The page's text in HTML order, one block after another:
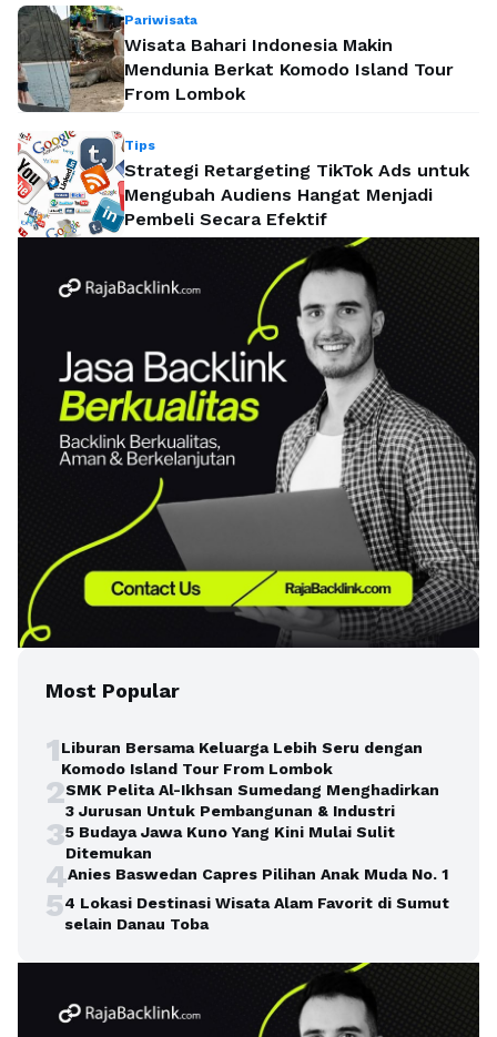
Pariwisata
Wisata Bahari Indonesia Makin
Mendunia Berkat Komodo Island Tour
From Lombok
Tips
Strategi Retargeting TikTok Ads untuk
Mengubah Audiens Hangat Menjadi
Pembeli Secara Efektif
Most Popular
1Liburan Bersama Keluarga Lebih Seru dengan
Komodo Island Tour From Lombok
2SMK Pelita Al-Ikhsan Sumedang Menghadirkan
3 Jurusan Untuk Pembangunan & Industri
35 Budaya Jawa Kuno Yang Kini Mulai Sulit
Ditemukan
4Anies Baswedan Capres Pilihan Anak Muda No. 1
54 Lokasi Destinasi Wisata Alam Favorit di Sumut
selain Danau Toba